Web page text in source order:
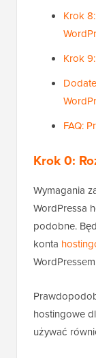
Krok
Krok
FAQ:
Krok 0:
Wymagania
WordPressa
podobne.
konta
hostingowe
używać